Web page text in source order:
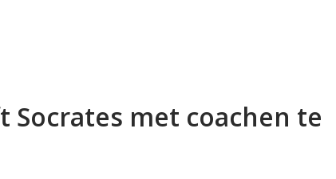
Socrates met coachen te